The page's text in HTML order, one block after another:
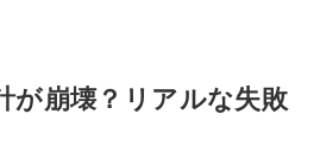
が崩壊？リアルな失敗